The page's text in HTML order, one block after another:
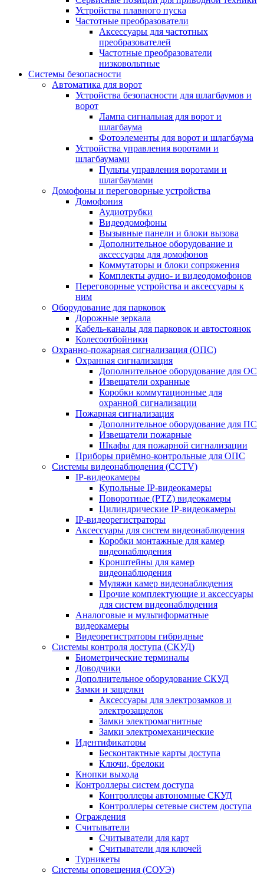
Устройства плавного пуска
Частотные преобразователи
Аксессуары для частотных
преобразователей
Частотные преобразователи
низковольтные
Системы безопасности
Автоматика для ворот
Устройства безопасности для шлагбаумов и
ворот
Лампа сигнальная для ворот и
шлагбаума
Фотоэлементы для ворот и шлагбаума
Устройства управления воротами и
шлагбаумами
Пульты управления воротами и
шлагбаумами
Домофоны и переговорные устройства
Домофония
Аудиотрубки
Видеодомофоны
Вызывные панели и блоки вызова
Дополнительное оборудование и
аксессуары для домофонов
Коммутаторы и блоки сопряжения
Комплекты аудио- и видеодомофонов
Переговорные устройства и аксессуары к
ним
Оборудование для парковок
Дорожные зеркала
Кабель-каналы для парковок и автостоянок
Колесоотбойники
Охранно-пожарная сигнализация (ОПС)
Охранная сигнализация
Дополнительное оборудование для ОС
Извещатели охранные
Коробки коммутационные для
охранной сигнализации
Пожарная сигнализация
Дополнительное оборудование для ПС
Извещатели пожарные
Шкафы для пожарной сигнализации
Приборы приёмно-контрольные для ОПС
Системы видеонаблюдения (CCTV)
IP-видеокамеры
Купольные IP-видеокамеры
Поворотные (PTZ) видеокамеры
Цилиндрические IP-видеокамеры
IP-видеорегистраторы
Аксессуары для систем видеонаблюдения
Коробки монтажные для камер
видеонаблюдения
Кронштейны для камер
видеонаблюдения
Муляжи камер видеонаблюдения
Прочие комплектующие и аксессуары
для систем видеонаблюдения
Аналоговые и мультиформатные
видеокамеры
Видеорегистраторы гибридные
Системы контроля доступа (СКУД)
Биометрические терминалы
Доводчики
Дополнительное оборудование СКУД
Замки и защелки
Аксессуары для электрозамков и
электрозащелок
Замки электромагнитные
Замки электромеханические
Идентификаторы
Бесконтактные карты доступа
Ключи, брелоки
Кнопки выхода
Контроллеры систем доступа
Контроллеры автономные СКУД
Контроллеры сетевые систем доступа
Ограждения
Считыватели
Считыватели для карт
Считыватели для ключей
Турникеты
Системы оповещения (СОУЭ)